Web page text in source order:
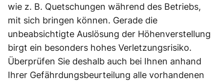
wie z. B. Quetschungen während des Betriebs,
mit sich bringen können. Gerade die
unbeabsichtigte Auslösung der Höhenverstellung
birgt ein besonders hohes Verletzungsrisiko.
Überprüfen Sie deshalb auch bei Ihnen anhand
Ihrer Gefährdungsbeurteilung alle vorhandenen